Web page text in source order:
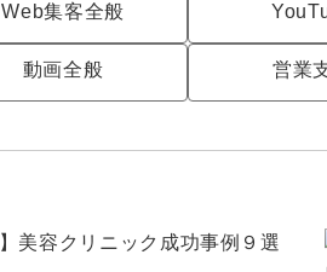
Web集客全般
動画全般 営業